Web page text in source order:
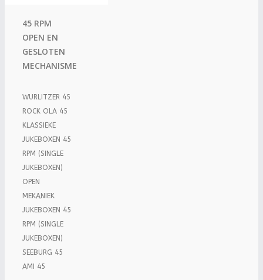
45 RPM
OPEN EN
GESLOTEN
MECHANISME
WURLITZER 45
ROCK OLA 45
KLASSIEKE
JUKEBOXEN 45
RPM (SINGLE
JUKEBOXEN)
OPEN
MEKANIEK
JUKEBOXEN 45
RPM (SINGLE
JUKEBOXEN)
SEEBURG 45
AMI 45